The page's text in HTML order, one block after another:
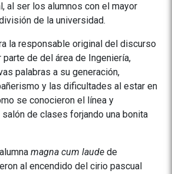
al ser los alumnos con el mayor
de la universidad.
la responsable original del discurso
de del área de Ingeniería,
palabras a su generación,
y las dificultades al estar en
se conocieron el línea y
de clases forjando una bonita
magna cum laude de
al encendido del cirio pascual